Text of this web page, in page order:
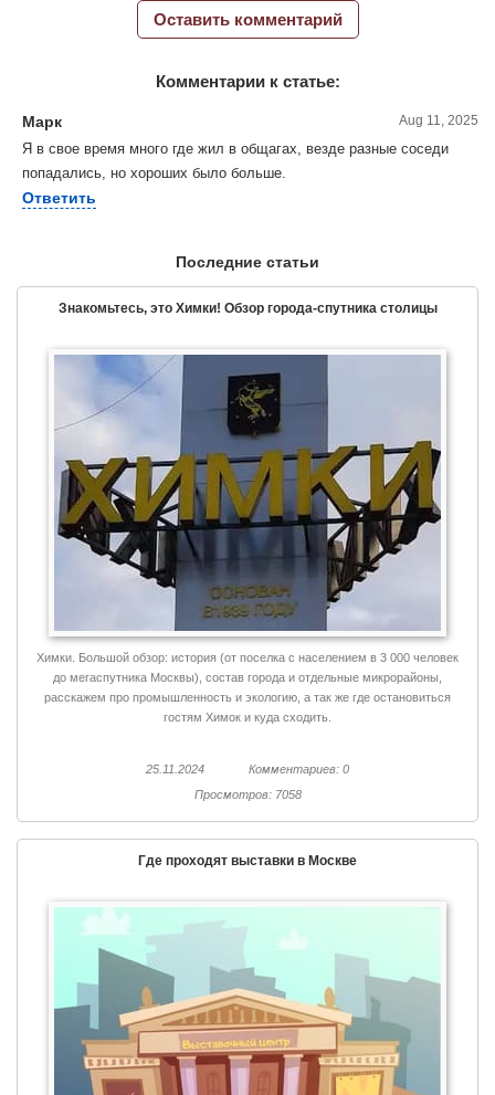
Оставить комментарий
Комментарии к статье:
Марк Aug 11, 2025
Я в свое время много где жил в общагах, везде разные соседи
попадались, но хороших было больше.
Ответить
Последние статьи
Знакомьтесь, это Химки! Обзор города-спутника столицы
Химки. Большой обзор: история (от поселка с населением в 3 000 человек
до мегаспутника Москвы), состав города и отдельные микрорайоны,
расскажем про промышленность и экологию, а так же где остановиться
гостям Химок и куда сходить.
25.11.2024
Комментариев: 0
Просмотров: 7058
Где проходят выставки в Москве